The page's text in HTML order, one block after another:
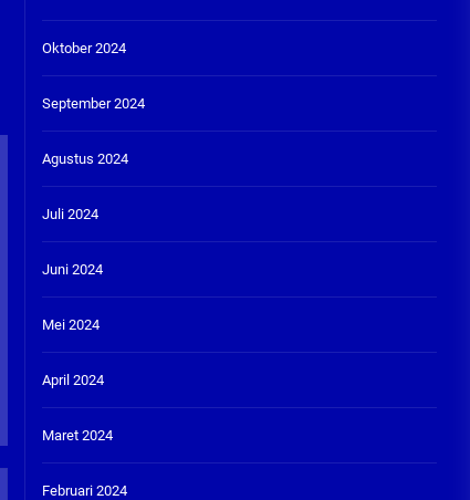
Oktober 2024
September 2024
Agustus 2024
Juli 2024
Juni 2024
Mei 2024
April 2024
Maret 2024
Februari 2024